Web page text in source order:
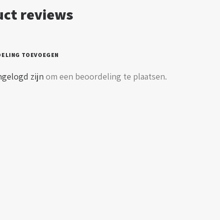
reviews
TOEVOEGEN
zijn om een beoordeling te plaatsen.